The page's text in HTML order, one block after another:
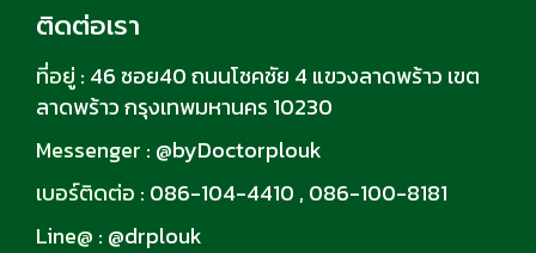
ติดต่อเรา
ที่อยู่ : 46 ซอย40 ถนนโชคชัย 4 แขวงลาดพร้าว เขต
ลาดพร้าว กรุงเทพมหานคร 10230
Messenger : @byDoctorplouk
เบอร์ติดต่อ : 086-104-4410 , 086-100-8181
Line@ : @drplouk